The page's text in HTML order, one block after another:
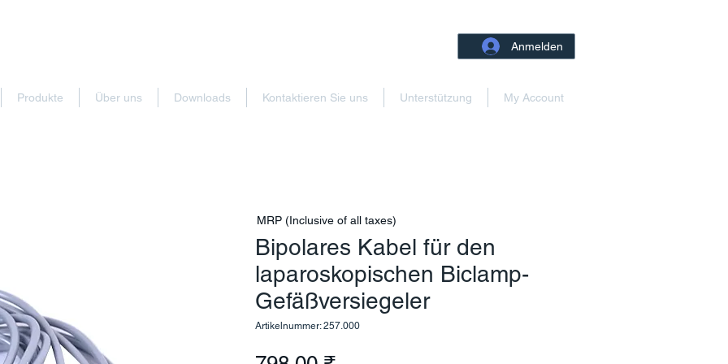
Anmelden
Produkte Über uns Downloads Kontaktieren Sie uns Unterstützung My Account
Bipolares Kabel für den
laparoskopischen Biclamp-
Gefäßversiegeler
Artikelnummer: 257.000
MRP (Inclusive of all taxes)